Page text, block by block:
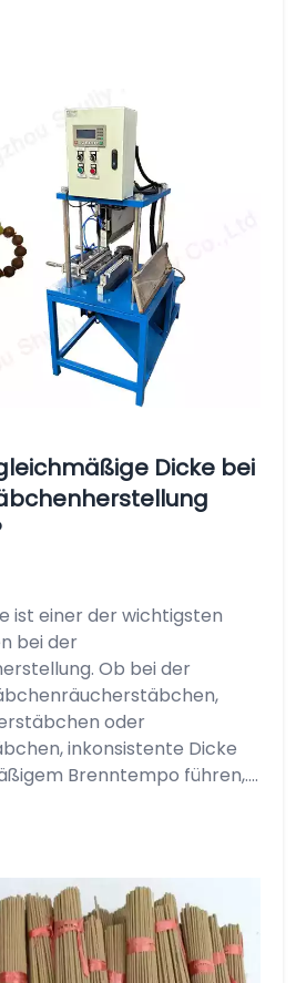
Dicke bei
ist einer der wichtigsten
bei der
Ob bei der
oder
inkonsistente Dicke
Brenntempo führen,....